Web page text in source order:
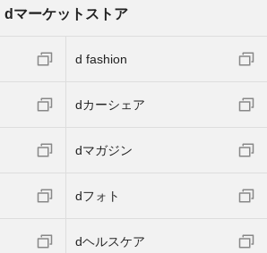
dマーケットストア
d fashion
dカーシェア
dマガジン
dフォト
dヘルスケア